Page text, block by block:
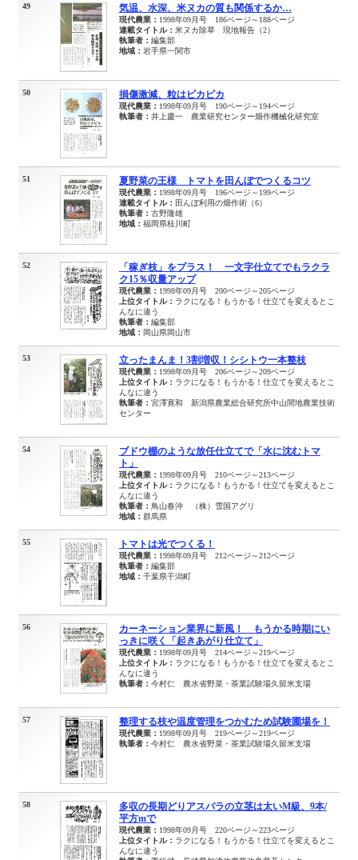
49 気温、水深、米ヌカの質も関係するか…
現代農業： 1998年09月号 186ページ～188ページ
連載タイトル： 米ヌカ除草 現地報告（2）
執筆者： 編集部
地域： 岩手県一関市
50 損傷激減、粒はピカピカ
現代農業： 1998年09月号 190ページ～194ページ
執筆者： 井上慶一 農業研究センター畑作機械化研究室
51 夏野菜の王様 トマトを田んぼでつくるコツ
現代農業： 1998年09月号 196ページ～199ページ
連載タイトル： 田んぼ利用の畑作術（6）
執筆者： 古野隆雄
地域： 福岡県桂川町
52
「稼ぎ枝」をプラス！ 一文字仕立てでもラクラ
ク15％収量アップ
現代農業： 1998年09月号 200ページ～205ページ
上位タイトル： ラクになる！もうかる！仕立てを変えるとこ
んなに違う
執筆者： 編集部
地域： 岡山県岡山市
53 立ったまんま！3割増収！シシトウ一本整枝
現代農業： 1998年09月号 206ページ～209ページ
上位タイトル： ラクになる！もうかる！仕立てを変えるとこ
んなに違う
執筆者： 宮澤寛和 新潟県農業総合研究所中山間地農業技術
センター
54
ブドウ棚のような放任仕立てで「水に沈むトマ
ト」
現代農業： 1998年09月号 210ページ～213ページ
上位タイトル： ラクになる！もうかる！仕立てを変えるとこ
んなに違う
執筆者： 鳥山春沖 （株）雪国アグリ
地域： 群馬県
55 トマトは光でつくる！
現代農業： 1998年09月号 212ページ～212ページ
執筆者： 編集部
地域： 千葉県干潟町
56
カーネーション業界に新風！ もうかる時期にい
っきに咲く「起きあがり仕立て」
現代農業： 1998年09月号 214ページ～219ページ
上位タイトル： ラクになる！もうかる！仕立てを変えるとこ
んなに違う
執筆者： 今村仁 農水省野菜・茶業試験場久留米支場
57 整理する枝や温度管理をつかむため試験圃場を！
現代農業： 1998年09月号 219ページ～219ページ
執筆者： 今村仁 農水省野菜・茶業試験場久留米支場
58
多収の長期どりアスパラの立茎は太いM級、9本/
平方mで
現代農業： 1998年09月号 220ページ～223ページ
上位タイトル： ラクになる！もうかる！仕立てを変えるとこ
んなに違う